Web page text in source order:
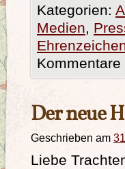
Kategorien:
Medien,
Der neue
Geschrieben am
Liebe